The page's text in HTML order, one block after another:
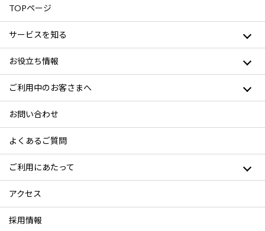
TOPページ
サービスを知る
お役立ち情報
ご利用中のお客さまへ
お問い合わせ
よくあるご質問
ご利用にあたって
アクセス
採用情報